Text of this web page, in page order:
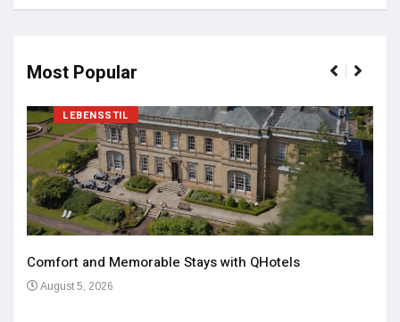
Most Popular
LEBENSSTIL
Comfort and Memorable Stays with QHotels
August 5, 2026